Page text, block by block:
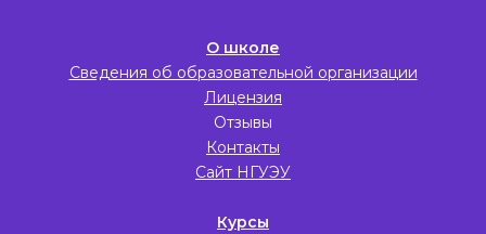
О школе
Сведения об образовательной организации
Лицензия
Отзывы
Контакты
Сайт НГУЭУ
Курсы